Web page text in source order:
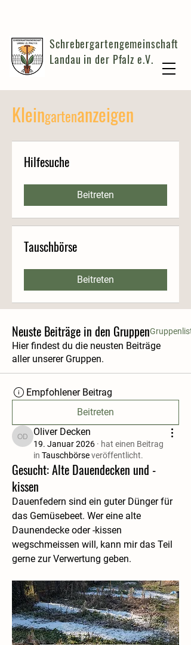
Schrebergartengemeinschaft
Landau in der Pfalz e.V.
Kleingartenanzeigen
Hilfesuche
Beitreten
Tauschbörse
Beitreten
Neuste Beiträge in den Gruppen
Hier findest du die neusten Beiträge
aller unserer Gruppen.
Empfohlener Beitrag
Beitreten
Oliver Decken
Oliver Decken
19. Januar 2026 · hat einen Beitrag
in Tauschbörseveröffentlicht.
Gesucht: Alte Dauendecken und -
kissen
Dauenfedern sind ein guter Dünger für
das Gemüsebeet. Wer eine alte
Daunendecke oder -kissen
wegschmeissen will, kann mir das Teil
gerne zur Verwertung geben.